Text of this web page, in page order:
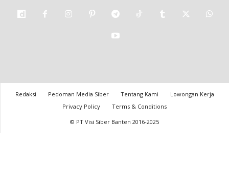
Redaksi Pedoman Media Siber Tentang Kami
Lowongan Kerja
Privacy Policy
Terms & Conditions
© PT Visi Siber Banten 2016-2025